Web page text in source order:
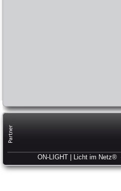
ON-LIGHT | Licht im Netz®